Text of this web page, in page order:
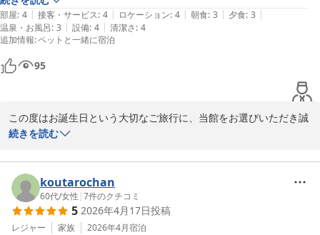
いでございます。
これからも皆さまにご満足いただけるお料理とおもてなしをご提供
できるよう努めてまいります。
改めまして、この度は当館にご宿泊いただき、誠にありがとうござ
愛犬お宿 伊豆高原
部屋: 4 | 接客・サービス: 4 | ロケーション: 4 | 朝食: 3 | 夕食: 3 |
温泉・お風呂: 3 | 設備: 4 | 清潔さ: 4
追加情報:ペットと一緒に宿泊
95
この度はお誕生日という大切なご旅行に、当館をお選びいただき誠
にありがとうございました。
また、設備につきましてお褒めのお言葉を頂戴し、大変嬉しく存じ
ます。
一方で、お食事につきましてはご期待に沿うことができず、貴重な
ご意見をお寄せいただきありがとうございます。
続きを読む
koutarochan
60代/女性 |7件のクチコミ
5 2026年4月17日投稿
レジャー 家族 2026年4月宿泊